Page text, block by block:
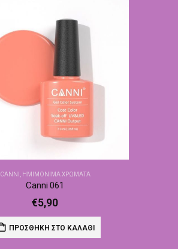
CANNI , ΗΜΙΜΌΝΙΜΑ ΧΡΏΜΑΤΑ
Canni 061
€5,90
ΠΡΟΣΘΉΚΗ ΣΤΟ ΚΑΛΆΘΙ